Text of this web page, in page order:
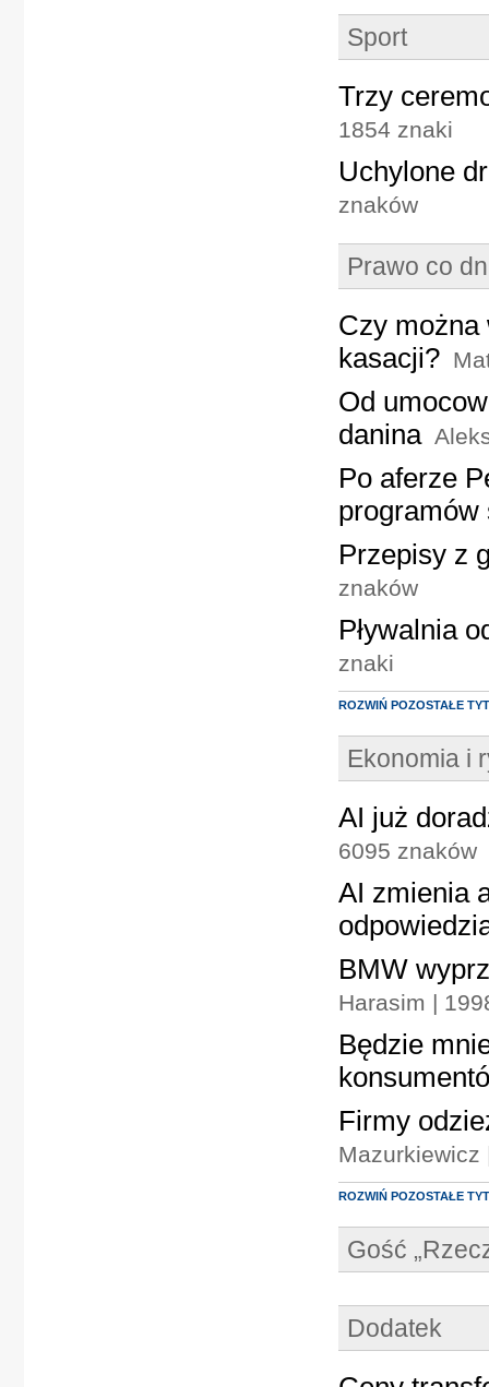
Sport
Trzy
1854 znaki
Uchylone
znaków
Prawo co
Czy można
kasacji?
Od
danina
Po aferze
programów
Przepisy z
znaków
Pływalnia
znaki
ROZWIŃ POZOSTAŁE
Ekonomia i
AI już
6095 znaków
AI zmienia
BMW
Harasim |
Będzie
Firmy
Mazurkiewicz
ROZWIŃ POZOSTAŁE
Gość
Dodatek